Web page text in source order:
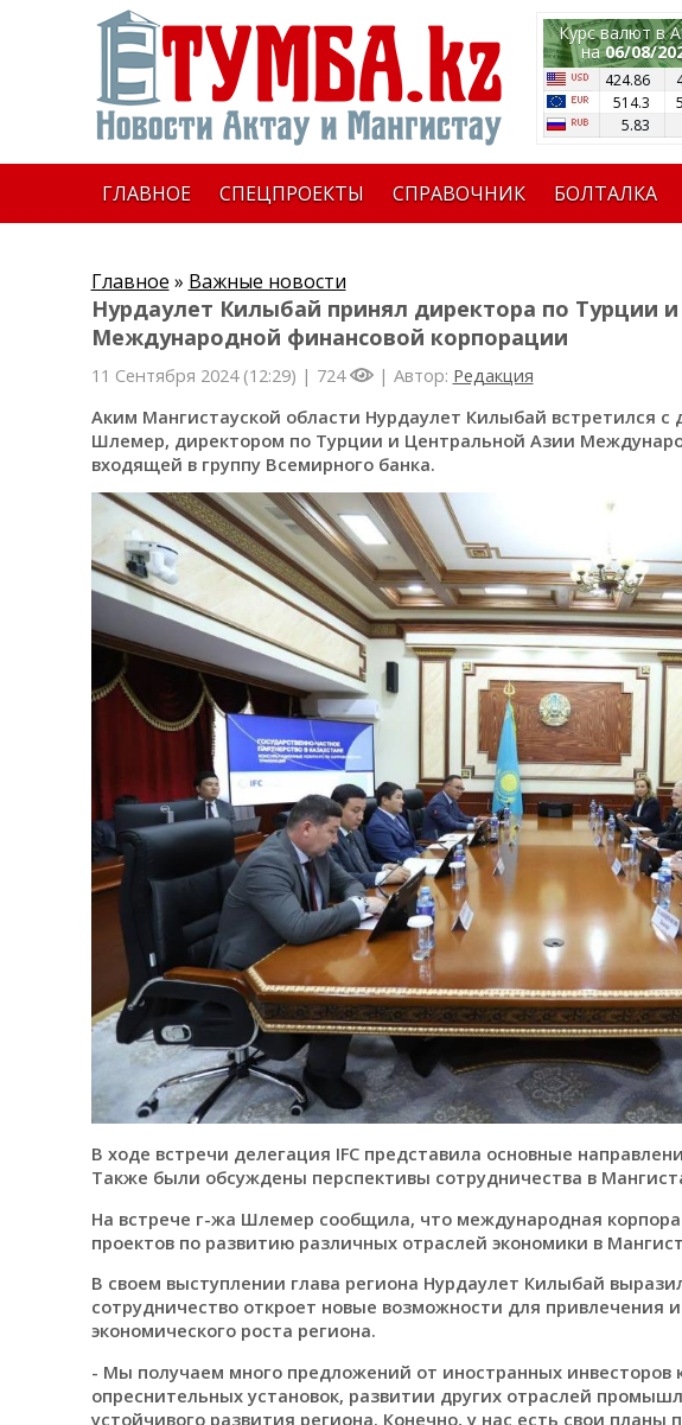
Курс валют в
на06/08/
424.86
514.3
5.83
ГЛАВНОЕ СПЕЦПРОЕКТЫ СПРАВОЧНИК БОЛТАЛКА
Главное » Важные новости
Нурдаулет Килыбай принял директора по Турции
Международной финансовой корпорации
11 Сентября 2024 (12:29) | 724 | Автор: Редакция
Аким Мангистауской области Нурдаулет Килыбай встретился с
Шлемер, директором по Турции и Центральной Азии
входящей в группу Всемирного банка.
В ходе встречи делегация IFC представила основные
Также были обсуждены перспективы сотрудничества в
На встрече г-жа Шлемер сообщила, что международная
проектов по развитию различных отраслей экономики в
В своем выступлении глава региона Нурдаулет Килыбай
сотрудничество откроет новые возможности для привлечения
экономического роста региона.
- Мы получаем много предложений от иностранных инвесторов
опреснительных установок, развитии других отраслей
устойчивого развития региона. Конечно, у нас есть свои